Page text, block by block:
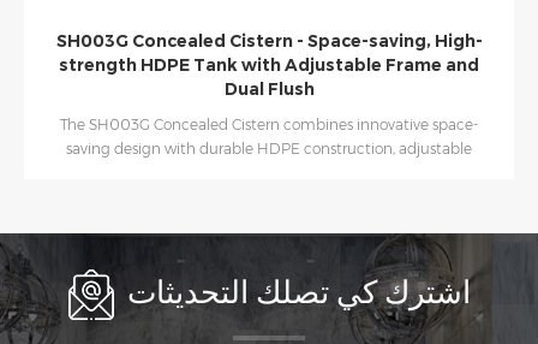
SH003G Concealed Cistern - Space-saving, High-
strength HDPE Tank with Adjustable Frame and
Dual Flush
The SH003G Concealed Cistern combines innovative space-
saving design with durable HDPE construction, adjustable
اشترك كي تصلك التحديثات